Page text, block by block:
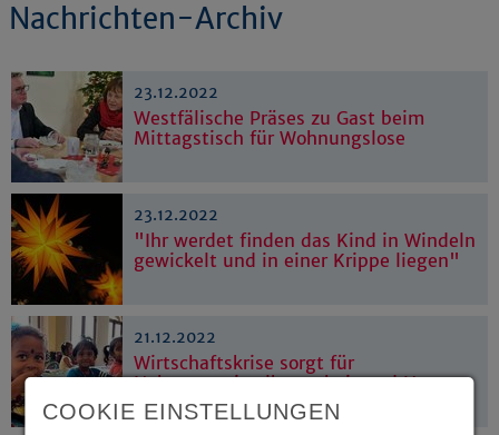
Nachrichten-Archiv
23.12.2022
Westfälische Präses zu Gast beim
Mittagstisch für Wohnungslose
23.12.2022
"Ihr werdet finden das Kind in Windeln
gewickelt und in einer Krippe liegen"
21.12.2022
Wirtschaftskrise sorgt für
Nahrungsmittelknappheit und Hunger
COOKIE EINSTELLUNGEN